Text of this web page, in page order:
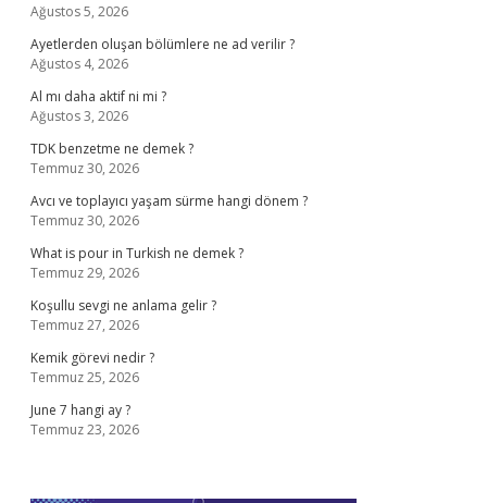
Ağustos 5, 2026
Ayetlerden oluşan bölümlere ne ad verilir ?
Ağustos 4, 2026
Al mı daha aktif ni mi ?
Ağustos 3, 2026
TDK benzetme ne demek ?
Temmuz 30, 2026
Avcı ve toplayıcı yaşam sürme hangi dönem ?
Temmuz 30, 2026
What is pour in Turkish ne demek ?
Temmuz 29, 2026
Koşullu sevgi ne anlama gelir ?
Temmuz 27, 2026
Kemik görevi nedir ?
Temmuz 25, 2026
June 7 hangi ay ?
Temmuz 23, 2026